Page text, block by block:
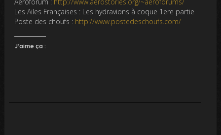
Les Ailes Françaises : Les hydravions à coque 1ere partie
Poste des choufs : http://www.postedeschoufs.com/
J’aime ça :